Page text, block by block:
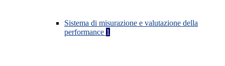
Sistema di misurazione e valutazione della
performance 1